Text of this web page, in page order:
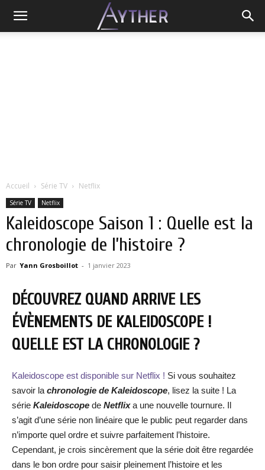
Accueil Série TV Netflix
Série TV Netflix
Kaleidoscope Saison 1 : Quelle est la
chronologie de l’histoire ?
Par Yann Grosboillot - 1 janvier 2023
DÉCOUVREZ QUAND ARRIVE LES
ÉVÈNEMENTS DE KALEIDOSCOPE !
QUELLE EST LA CHRONOLOGIE ?
Kaleidoscope est disponible sur Netflix ! Si vous souhaitez
savoir la chronologie de Kaleidoscope, lisez la suite ! La
série Kaleidoscope de Netflixa une nouvelle tournure. Il
s’agit d’une série non linéaire que le public peut regarder dans
n’importe quel ordre et suivre parfaitement l’histoire.
Cependant, je crois sincèrement que la série doit être regardée
dans le bon ordre pour saisir pleinement l’histoire et les